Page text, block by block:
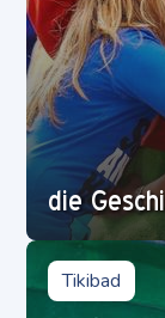
die
Tikibad